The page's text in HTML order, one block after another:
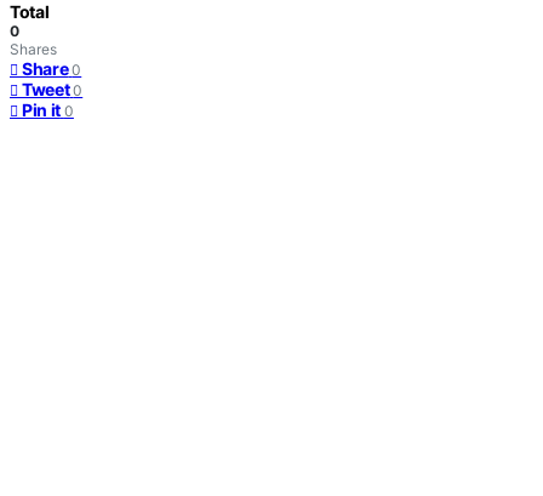
Total
0
Shares
Share 0
Tweet 0
Pin it 0